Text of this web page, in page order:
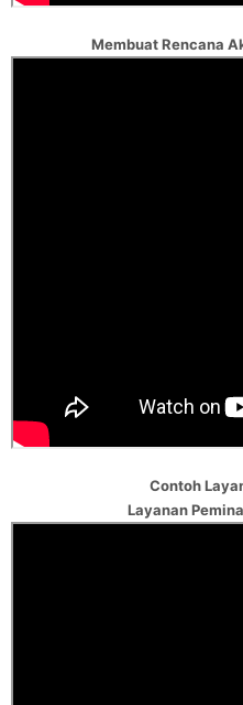
Membuat Rencana
Contoh
Layanan